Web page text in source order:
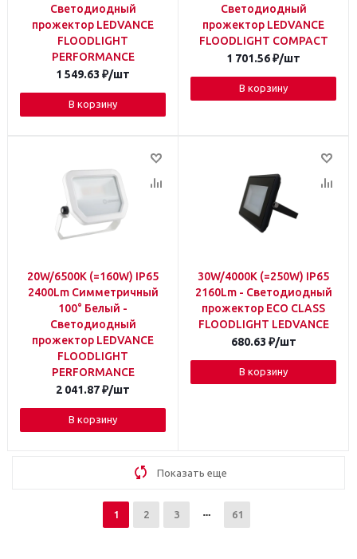
Светодиодный
прожектор LEDVANCE
FLOODLIGHT
PERFORMANCE
1 549.63 ₽/шт
В корзину
Светодиодный
прожектор LEDVANCE
FLOODLIGHT COMPACT
1 701.56₽/шт
В корзину
20W/6500K (=160W) IP65
2400Lm Симметричный
100° Белый -
Светодиодный
прожектор LEDVANCE
FLOODLIGHT
PERFORMANCE
2 041.87₽/шт
В корзину
30W/4000K (=250W) IP65
2160Lm - Светодиодный
прожектор ECO CLASS
FLOODLIGHT LEDVANCE
680.63 ₽/шт
В корзину
Показать еще
1 2 3 61